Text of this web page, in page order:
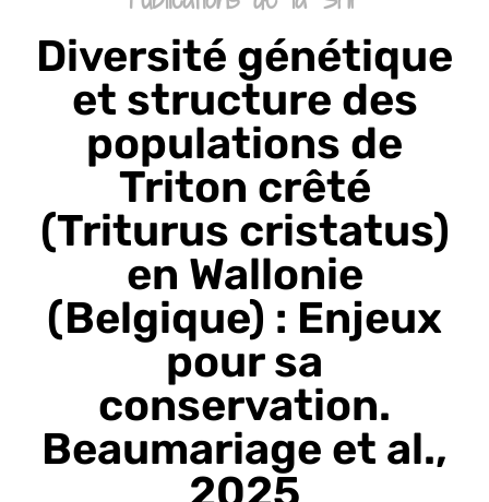
Diversité génétique
et structure des
populations de
Triton crêté
(Triturus cristatus)
en Wallonie
(Belgique) : Enjeux
pour sa
conservation.
Beaumariage et al.,